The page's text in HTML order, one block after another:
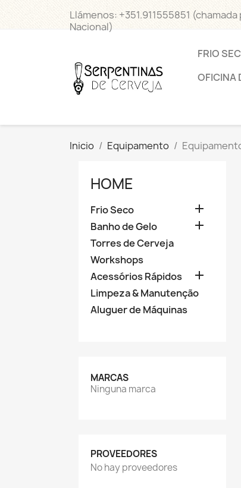
Llámenos: +351.911555851
Nacional)
FRIO
OFICINA
Inicio Equipamento
HOME
Frio Seco 
Banho de Gelo 
Torres de Cerveja
Workshops
Acessórios Rápidos

Limpeza & Manutenção
Aluguer de Máquinas
MARCAS
Ninguna marca
PROVEEDORES
No hay proveedores